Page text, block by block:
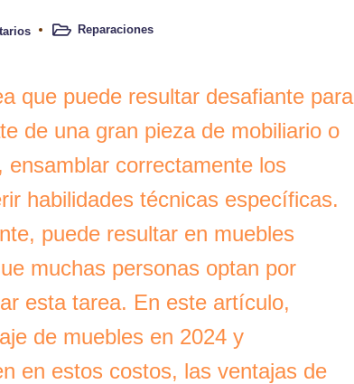
PublicadoReparaciones
que puede resultar desafiante para
de una gran pieza de mobiliario o
correctamente los
habilidades técnicas específicas.
puede resultar en muebles
muchas personas optan por
esta tarea. En este artículo,
de muebles en 2024 y
en estos costos, las ventajas de